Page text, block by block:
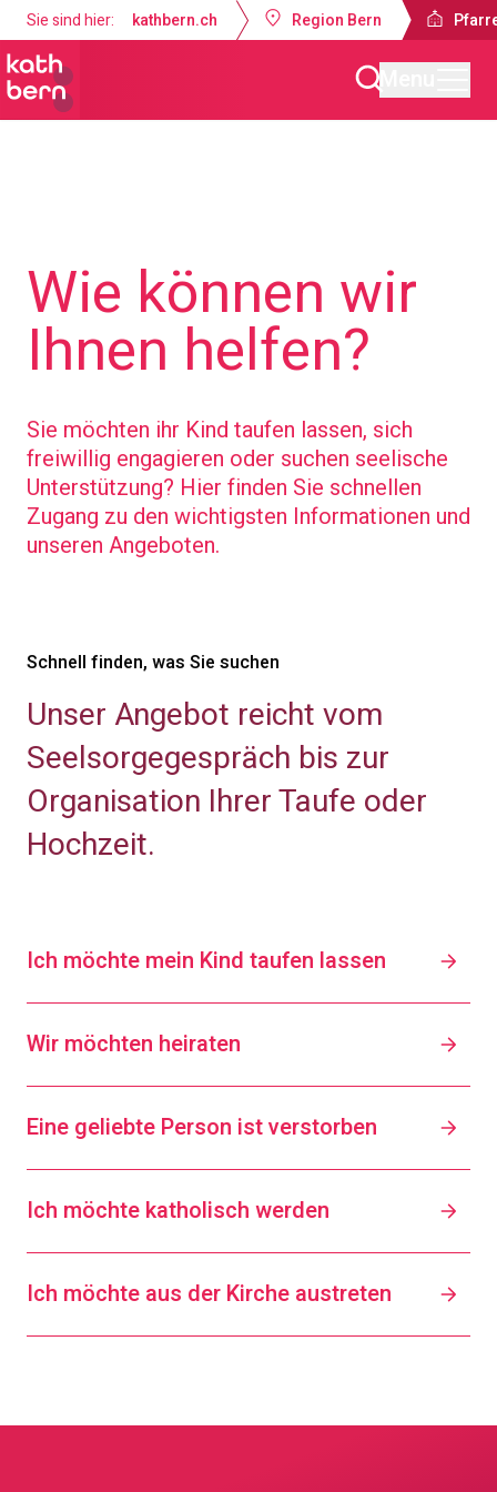
Sie sind hier: kathbern.ch Region Bern
Wie können wir
Ihnen helfen?
Sie möchten ihr Kind taufen lassen, sich
freiwillig engagieren oder suchen seelische
Unterstützung? Hier finden Sie schnellen
Zugang zu den wichtigsten Informationen und
unseren Angeboten.
Schnell finden, was Sie suchen
Unser Angebot reicht vom
Seelsorgegespräch bis zur
Organisation Ihrer Taufe oder
Hochzeit.
Ich möchte mein Kind taufen lassen
Wir möchten heiraten
Eine geliebte Person ist verstorben
Ich möchte katholisch werden
Ich möchte aus der Kirche austreten